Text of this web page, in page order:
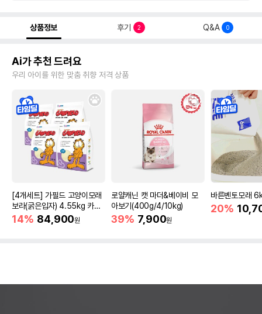
상품정보 후기 2 Q&A 0
Ai가 추천 드려요
우리 아이를 위한 맞춤 취향 저격 상품
[4개세트] 가필드 고양이모래
보라(굵은입자) 4.55kg 카사
바모래
14% 84,900원
로얄캐닌 캣 마더&베이비 모
아보기(400g/4/10kg)
39% 7,900원
바른벤토모래
20%